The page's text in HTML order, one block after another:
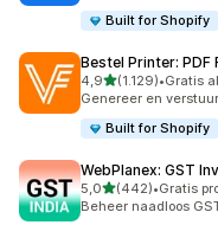
Built for Shopify
Bestel Printer: PDF
4,9van 5 sterren
(1.129)
1129 recensies in
•Gratis
Genereer en
Built for Shopify
WebPlanex: GST
5,0van 5 sterren
(442)
442 recensies in
•Gratis
Beheer naadloos